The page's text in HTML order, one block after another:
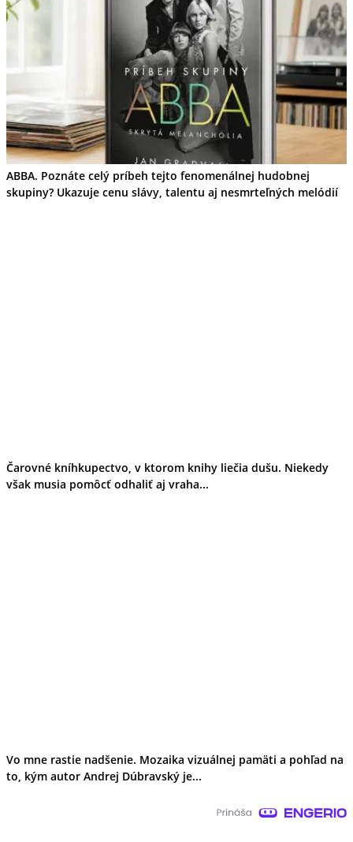
ABBA. Poznáte celý príbeh tejto fenomenálnej hudobnej
skupiny? Ukazuje cenu slávy, talentu aj nesmrteľných melódií
Čarovné kníhkupectvo, v ktorom knihy liečia dušu. Niekedy
však musia pomôcť odhaliť aj vraha...
Vo mne rastie nadšenie. Mozaika vizuálnej pamäti a pohľad na
to, kým autor Andrej Dúbravský je...